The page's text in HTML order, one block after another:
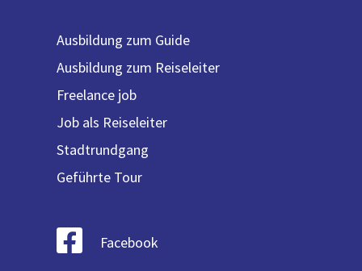
Ausbildung zum Guide
Ausbildung zum Reiseleiter
Freelance job
Job als Reiseleiter
Stadtrundgang
Geführte Tour
Facebook